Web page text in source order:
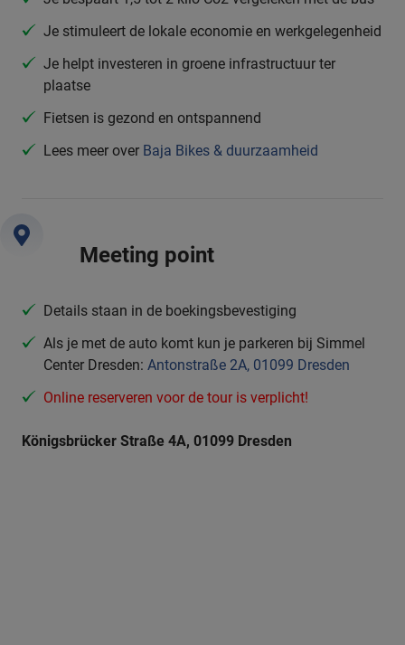
Je stimuleert de lokale economie en werkgelegenheid
Je helpt investeren in groene infrastructuur ter
plaatse
Fietsen is gezond en ontspannend
Lees meer over Baja Bikes & duurzaamheid
Meeting point
Details staan in de boekingsbevestiging
Als je met de auto komt kun je parkeren bij Simmel
Center Dresden: Antonstraße 2A, 01099 Dresden
Online reserveren voor de tour is verplicht!
Königsbrücker Straße 4A, 01099 Dresden